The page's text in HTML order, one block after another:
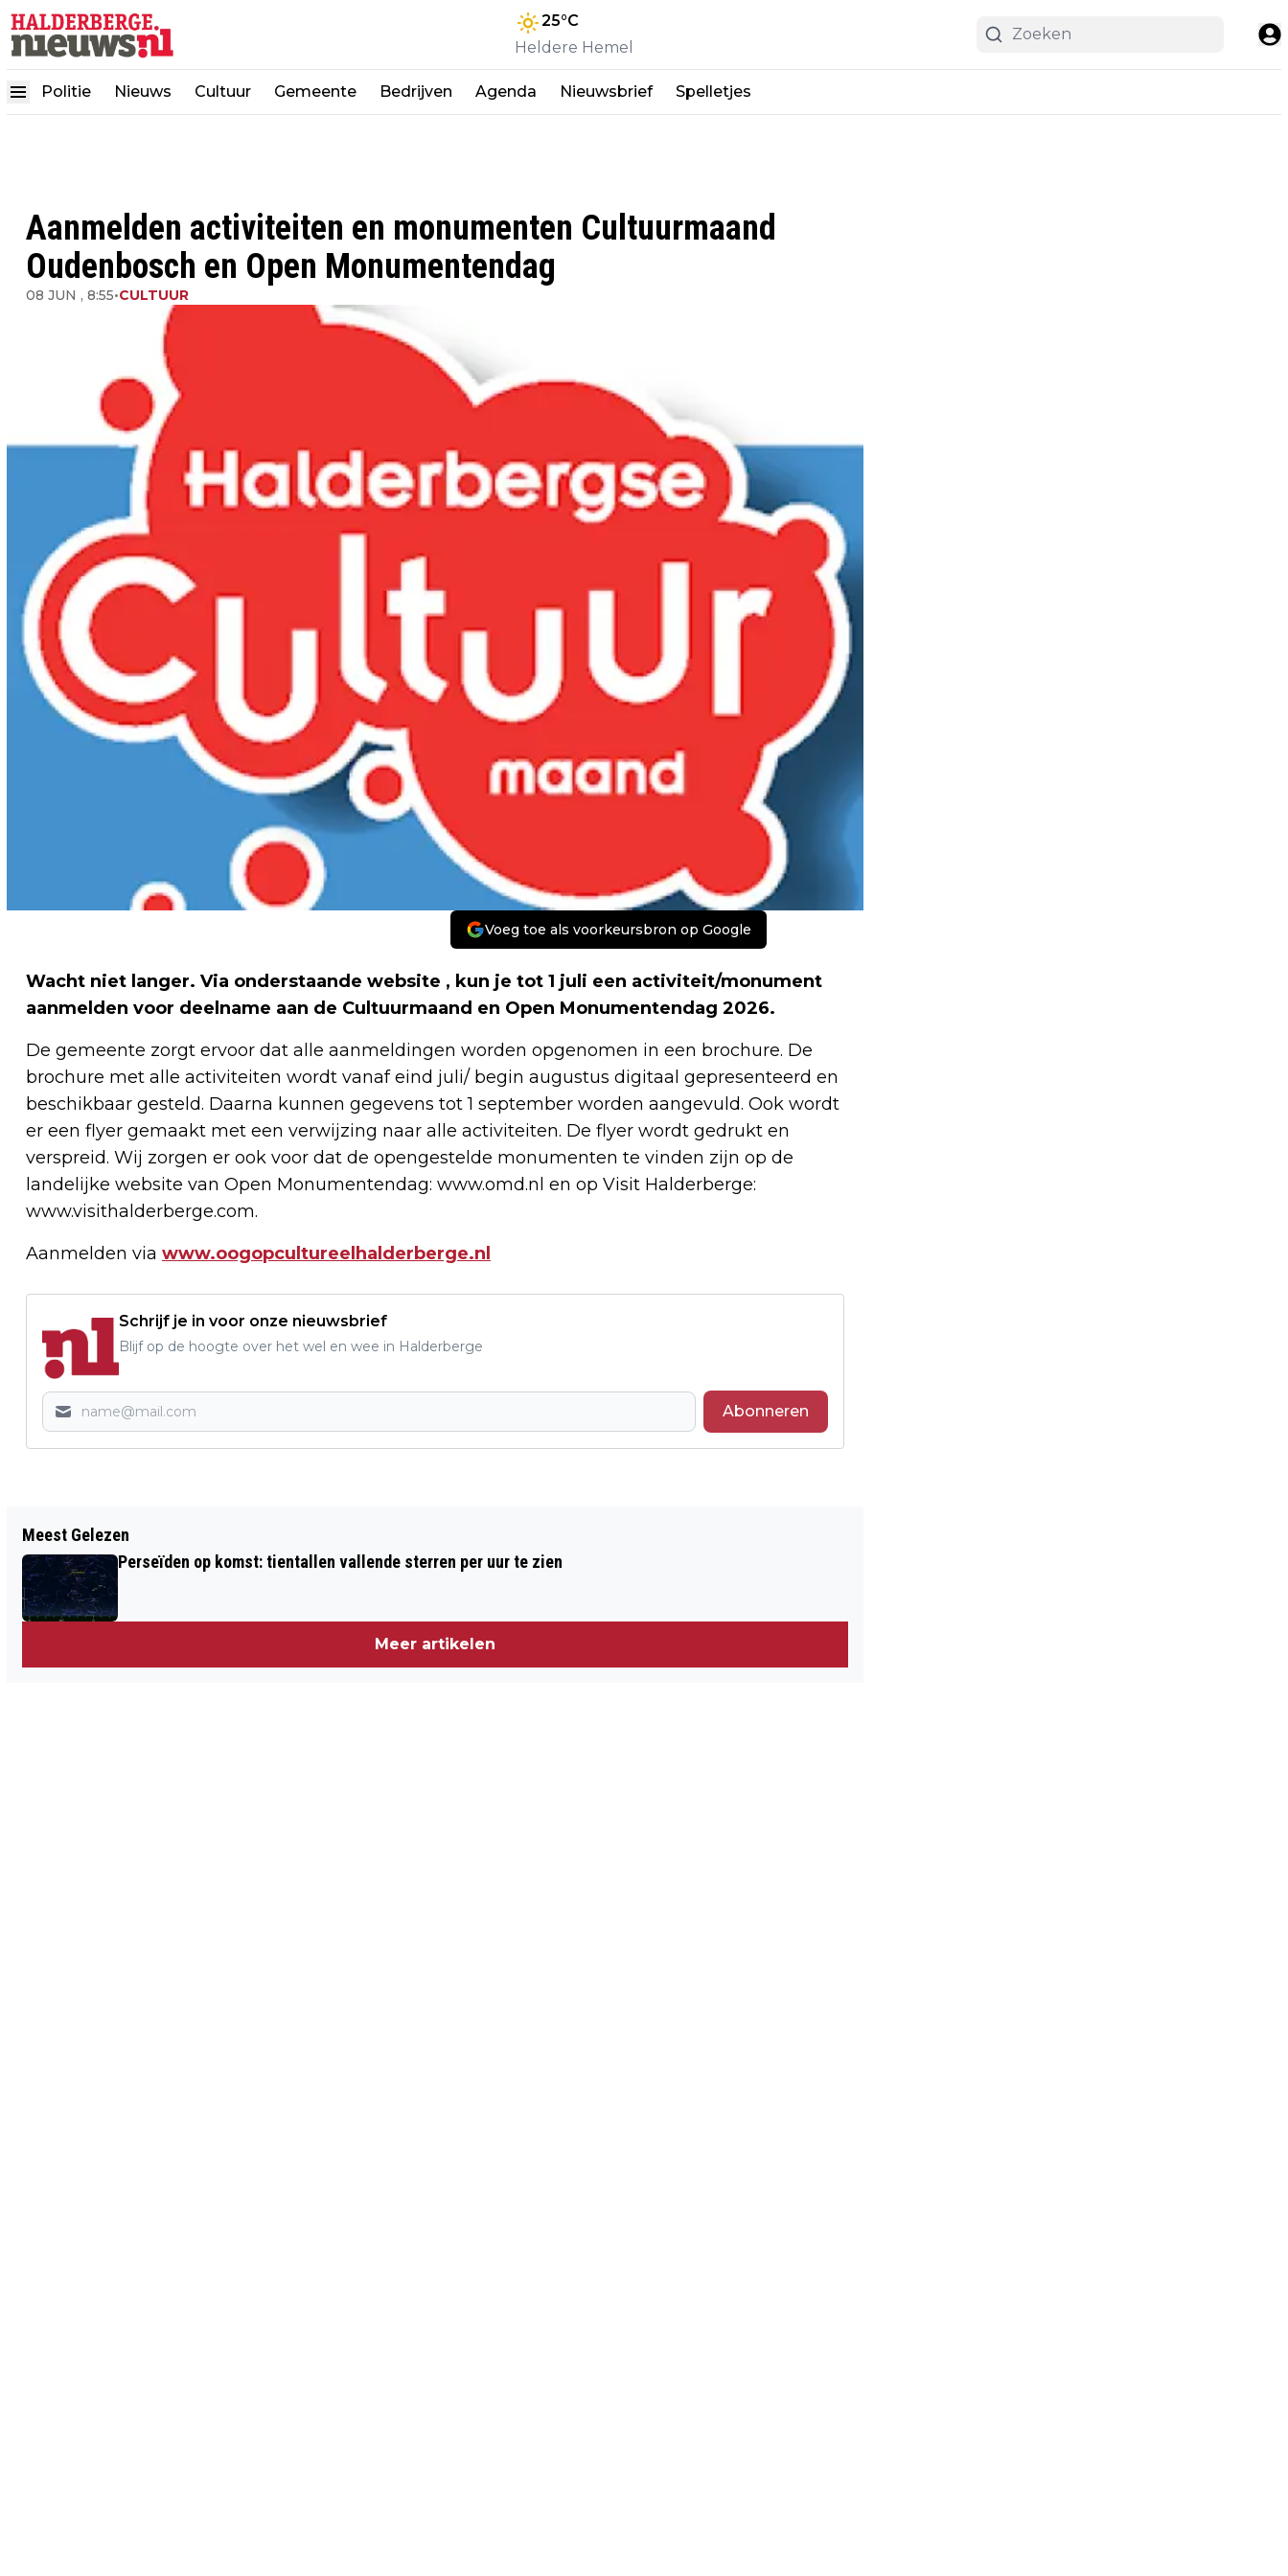
25°C
Heldere Hemel
Politie Nieuws Cultuur Gemeente Bedrijven Agenda Nieuwsbrief Spelletjes
Aanmelden activiteiten en monumenten Cultuurmaand
Oudenbosch en Open Monumentendag
08 JUN , 8:55•CULTUUR
Voeg toe als voorkeursbron op Google
Wacht niet langer. Via onderstaande website , kun je tot 1 juli een activiteit/monument
aanmelden voor deelname aan de Cultuurmaand en Open Monumentendag 2026.
De gemeente zorgt ervoor dat alle aanmeldingen worden opgenomen in een brochure. De
brochure met alle activiteiten wordt vanaf eind juli/ begin augustus digitaal gepresenteerd en
beschikbaar gesteld. Daarna kunnen gegevens tot 1 september worden aangevuld. Ook wordt
er een flyer gemaakt met een verwijzing naar alle activiteiten. De flyer wordt gedrukt en
verspreid. Wij zorgen er ook voor dat de opengestelde monumenten te vinden zijn op de
landelijke website van Open Monumentendag: www.omd.nl en op Visit Halderberge:
www.visithalderberge.com.
Aanmelden via www.oogopcultureelhalderberge.nl
Schrijf je in voor onze nieuwsbrief
Blijf op de hoogte over het wel en wee in Halderberge
Abonneren
HORECAGELEGENHEID OUDENBOSCH
GESLOTEN TIJDENS CONTROLE
VINDT VOORAL IN NEDERLAND PLAATS
Meest Gelezen
Perseïden op komst: tientallen vallende sterren per uur te zien
Meer artikelen